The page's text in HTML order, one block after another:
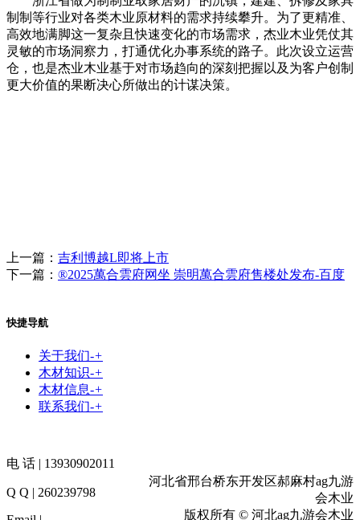
制制等行业对各类木业原材料的需求持续攀升。为了更精准、
高效地满脚这一复杂且快速变化的市场需求，杰业木业凭仗其
灵敏的市场洞察力，打通优化办事系统的路子。此次设立运营
仓，也是杰业木业基于对市场趋向的深刻把握以及为客户创制
更大价值的果断决心所做出的计谋决策。
上一篇： 吉利博越L即将上市
下一篇： ®2025萬合雲府网坐 崇明萬合雲府售楼处发布-百度
快捷导航
关于我们-+
木材知识-+
木材信息-+
联系我们-+
电 话 | 13930902011
Q Q | 260239798
河北省邢台桥东开发区郝麻村ag九游
会木业
版权所有 © 河北ag九游会木业